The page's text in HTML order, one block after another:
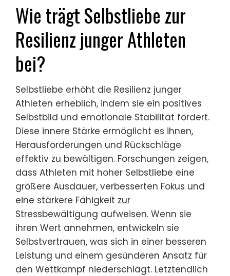
Wie trägt Selbstliebe zur
Resilienz junger Athleten
bei?
Selbstliebe erhöht die Resilienz junger
Athleten erheblich, indem sie ein positives
Selbstbild und emotionale Stabilität fördert.
Diese innere Stärke ermöglicht es ihnen,
Herausforderungen und Rückschläge
effektiv zu bewältigen. Forschungen zeigen,
dass Athleten mit hoher Selbstliebe eine
größere Ausdauer, verbesserten Fokus und
eine stärkere Fähigkeit zur
Stressbewältigung aufweisen. Wenn sie
ihren Wert annehmen, entwickeln sie
Selbstvertrauen, was sich in einer besseren
Leistung und einem gesünderen Ansatz für
den Wettkampf niederschlägt. Letztendlich